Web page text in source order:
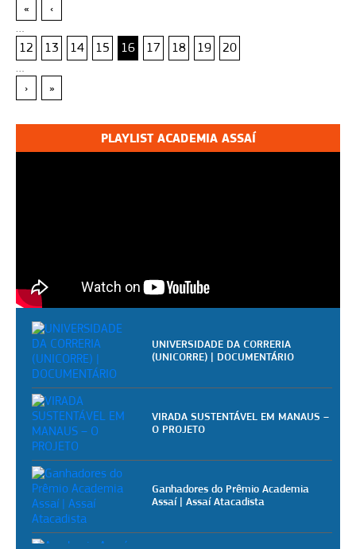
«
‹
…
12
13 14 15 16 17 18 19
20
…
›
»
PLAYLIST ACADEMIA ASSAÍ
UNIVERSIDADE DA CORRERIA
(UNICORRE) | DOCUMENTÁRIO
VIRADA SUSTENTÁVEL EM MANAUS –
O PROJETO
Ganhadores do Prêmio Academia
Assaí | Assaí Atacadista